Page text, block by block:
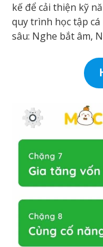
kế để cải thiện kỹ
quy trình học tập
sâu: Nghe bắt âm,